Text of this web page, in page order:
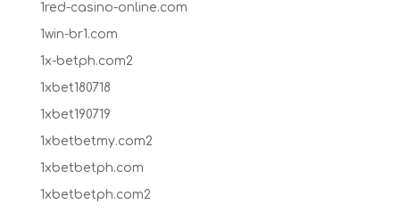
1red-casino-online.com
1win-br1.com
1x-betph.com2
1xbet180718
1xbet190719
1xbetbetmy.com2
1xbetbetph.com
1xbetbetph.com2